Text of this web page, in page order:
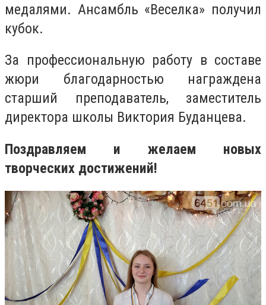
медалями. Ансамбль «Веселка» получил
кубок.
За профессиональную работу в составе
жюри благодарностью награждена
старший преподаватель, заместитель
директора школы Виктория Буданцева.
Поздравляем и желаем новых
творческих достижений!